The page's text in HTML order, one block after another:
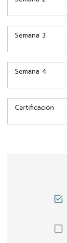
Semana 3
Semana 4
Certificación